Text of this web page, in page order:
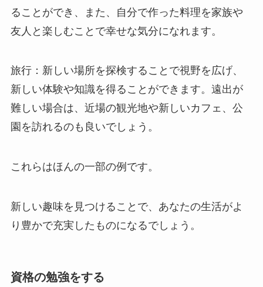
ることができ、また、自分で作った料理を家族や
友人と楽しむことで幸せな気分になれます。
旅行：新しい場所を探検することで視野を広げ、
新しい体験や知識を得ることができます。遠出が
難しい場合は、近場の観光地や新しいカフェ、公
園を訪れるのも良いでしょう。
これらはほんの一部の例です。
新しい趣味を見つけることで、あなたの生活がよ
り豊かで充実したものになるでしょう。
資格の勉強をする